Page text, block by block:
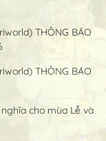
THÔNG BÁO
THÔNG BÁO
cho mùa Lễ và